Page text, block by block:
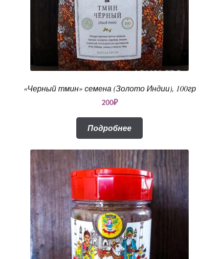
«Черный тмин» семена (Золото Индии), 100гр
200₽
Подробнее